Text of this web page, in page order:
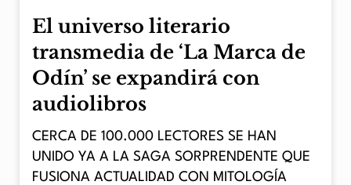
El universo literario
transmedia de ‘La Marca de
Odín’ se expandirá con
audiolibros
CERCA DE 100.000 LECTORES SE HAN
UNIDO YA A LA SAGA SORPRENDENTE QUE
FUSIONA ACTUALIDAD CON MITOLOGÍA